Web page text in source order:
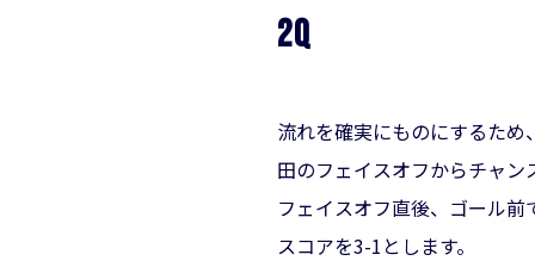
2Q
流れを確実にものにするた
田のフェイスオフからチャン
フェイスオフ直後、ゴール
スコアを3-1とします。